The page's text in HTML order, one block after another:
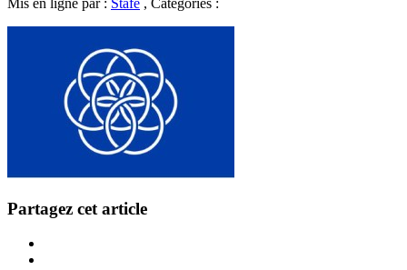
Mis en ligne par : Stafe , Catégories :
Partagez cet article